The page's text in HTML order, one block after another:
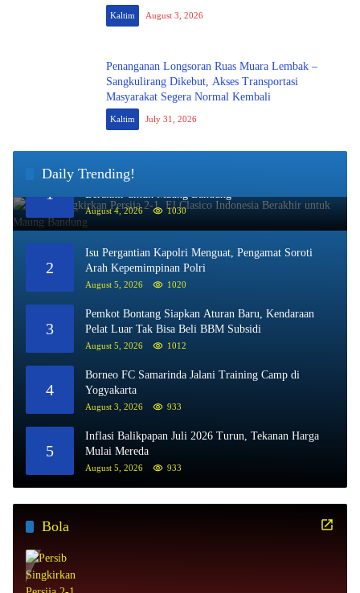
Kaltim August 3, 2026
Penanganan Longsoran Ruas Muara Lembak –
Sangkulirang Dikebut, Akses Transportasi
Masyarakat Segera Normal Kembali
Kaltim July 31, 2026
Daily Trending!
1
Persib Singkirkan Persija 2-1, El Clasico Indonesia
August 4, 2026 1030
2
Isu Pergantian Kapolri Menguat, Pengamat Soroti
Arah Kepemimpinan Polri
August 5, 2026 1020
3
Pemkot Bontang Siapkan Aturan Baru, Kendaraan
Pelat Luar Tak Bisa Beli BBM Subsidi
August 5, 2026 1012
4
Borneo FC Samarinda Jalani Training Camp di
Yogyakarta
August 3, 2026 933
5
Inflasi Balikpapan Juli 2026 Turun, Tekanan Harga
Mulai Mereda
August 5, 2026 933
Bola